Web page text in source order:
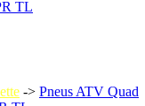
-> Pneus ATV Quad